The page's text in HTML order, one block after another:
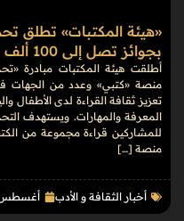
بجوائز تصل إلى 100 ألف ريال
منصة «كتبي» وعدد من الجهات
تعزيز ثقافة القراءة لدى الأطفال
للمشاركين قراءة مجموعة من
منصة […]
أخبار الثقافة و الأدب أغسطس 4,